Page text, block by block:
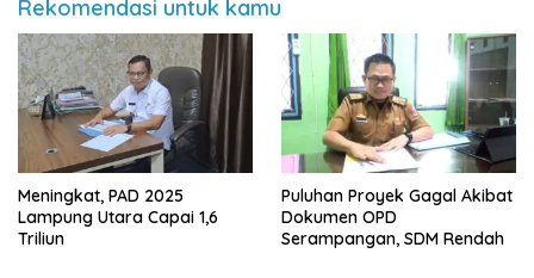
Rekomendasi untuk kamu
Meningkat, PAD 2025
Lampung Utara Capai 1,6
Triliun
Puluhan Proyek Gagal Akibat
Dokumen OPD
Serampangan, SDM Rendah